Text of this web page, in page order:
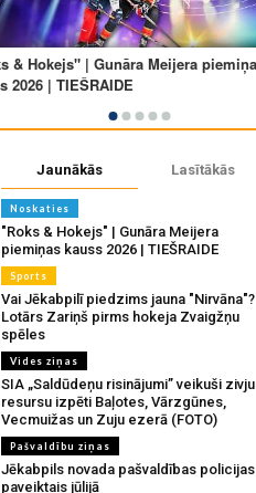
Jaunākās Lasītākās
Noskaties
"Roks & Hokejs" | Gunāra Meijera
piemiņas kauss 2026 | TIEŠRAIDE
Sports
Vai Jēkabpilī piedzims jauna "Nirvāna"?
Lotārs Zariņš pirms hokeja Zvaigžņu
spēles
Vides ziņas
SIA „Saldūdeņu risinājumi” veikuši zivju
resursu izpēti Baļotes, Vārzgūnes,
Vecmuižas un Zuju ezerā (FOTO)
Pašvaldību ziņas
Jēkabpils novada pašvaldības policijas
paveiktais jūlijā